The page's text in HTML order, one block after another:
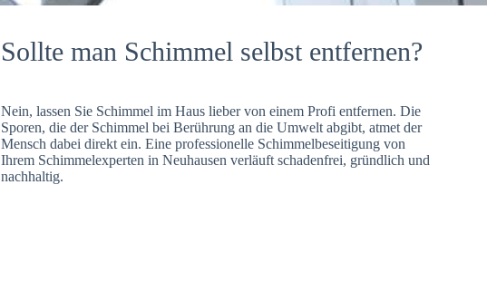
Sollte man Schimmel selbst entfernen?
Nein, lassen Sie Schimmel im Haus lieber von einem Profi entfernen. Die
Sporen, die der Schimmel bei Berührung an die Umwelt abgibt, atmet der
Mensch dabei direkt ein. Eine professionelle Schimmelbeseitigung von
Ihrem Schimmelexperten in Neuhausen verläuft schadenfrei, gründlich und
nachhaltig.